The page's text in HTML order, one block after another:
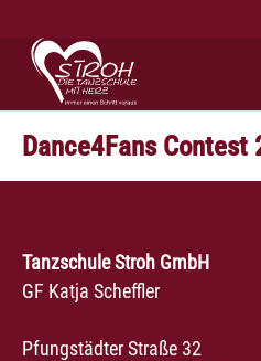
Dance4Fans
Tanzschule Stroh GmbH
GF Katja Scheffler
Pfungstädter Straße 32